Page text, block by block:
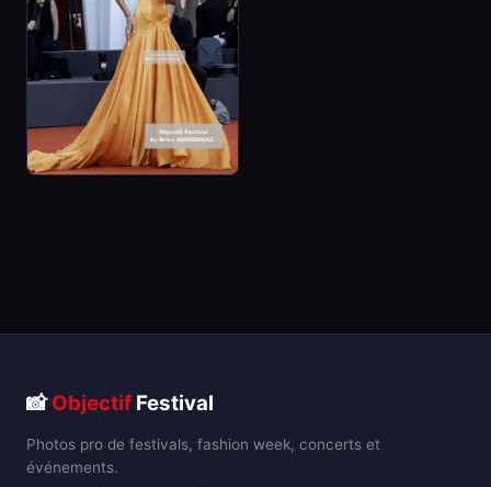
📸Objectif Festival
Photos pro de festivals, fashion week, concerts et
événements.